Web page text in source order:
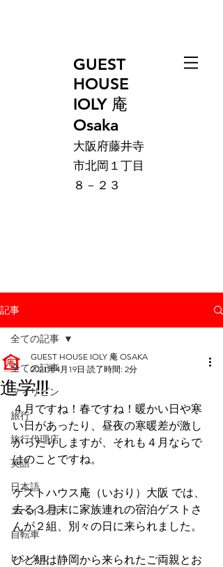
GUEST
HOUSE
IOLY 庵
Osaka
大阪府藤井寺
市北岡１丁目
８－２３
記事
全ての記事
フィリピン
旅行
旅行代理店
英語
日本語
スペイン語
自転車
レンタル
全ての記事
進学!!!
GUEST HOUSE IOLY 庵 OSAKA
2021年4月19日 読了時間: 2分
４月ですね！春ですね！暖かい日や寒
い日があったり、昼夜の寒暖差が激し
かったりしますが、それも４月ならで
はのことですね。
ゲストハウス庵（いおり）大阪 では、
去る３月末に家族連れの宿泊ゲストさ
んが２組、別々の日に来られました。
ひと組は静岡から来られたご両親とお